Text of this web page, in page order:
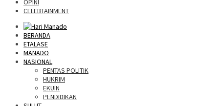
OPINI
CELEBTAINMENT
BERANDA
ETALASE
MANADO
NASIONAL
PENTAS POLITIK
HUKRIM
EKUIN
PENDIDIKAN